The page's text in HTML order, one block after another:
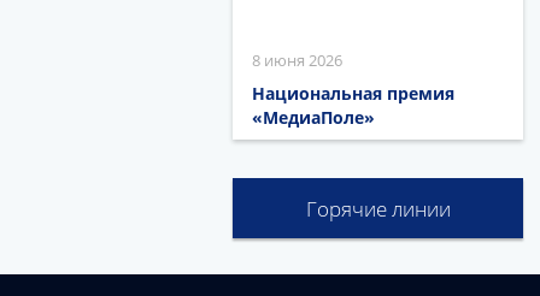
8 июня 2026
Национальная премия
«МедиаПоле»
Горячие линии